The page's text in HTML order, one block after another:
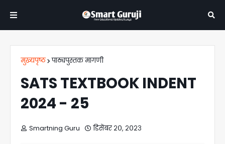
मुख्यपृष्ठ पाठ्यपुस्तक मागणी
SATS TEXTBOOK INDENT
2024 - 25
Smartning Guru डिसेंबर २०, २०२३